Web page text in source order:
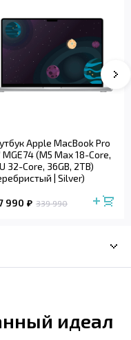
Apple MacBook Pro
MGE74 (M5 Max 18-Core,
32-Core, 36GB, 2TB)
| Silver)
990 339 990
идеал